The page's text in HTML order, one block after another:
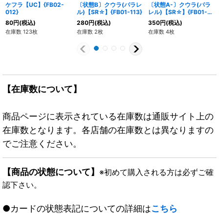
ケフラ【UC】{FB02-
012}
80円(税込)
在庫数 123枚
〔状態B〕クウラ(パラレ
ル)【SR☆】{FB01-113}
280円(税込)
在庫数 2枚
〔状態A-〕クウラ(パラ
レル)【SR☆】{FB01-
113}
350円(税込)
在庫数 4枚
【在庫数について】
商品ページに表示されている在庫数は通販サイト上の
在庫数となります。各店舗の在庫数とは異なりますの
でご注意ください。
【商品の状態について】 ※初めて購入される方は必ずご確
認下さい。
●カードの状態表記についての詳細はこちら